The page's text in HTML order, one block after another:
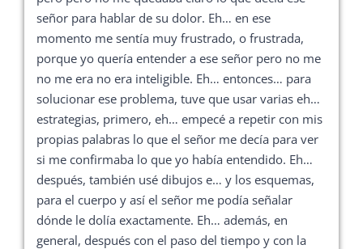
señor para hablar de su dolor. Eh… en ese
momento me sentía muy frustrado, o frustrada,
porque yo quería entender a ese señor pero no me
no me era no era inteligible. Eh… entonces… para
solucionar ese problema, tuve que usar varias eh…
estrategias, primero, eh… empecé a repetir con mis
propias palabras lo que el señor me decía para ver
si me confirmaba lo que yo había entendido. Eh…
después, también usé dibujos e… y los esquemas,
para el cuerpo y así el señor me podía señalar
dónde le dolía exactamente. Eh… además, en
general, después con el paso del tiempo y con la